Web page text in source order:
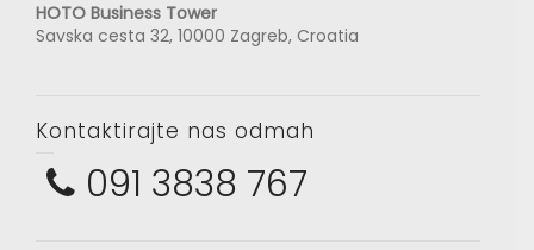
HOTO Business Tower
Savska cesta 32, 10000 Zagreb, Croatia
Kontaktirajte nas odmah
091 3838 767